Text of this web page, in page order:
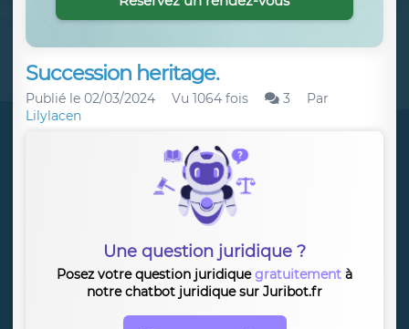
Succession heritage.
Publié le 02/03/2024 Vu 1064 fois 3
Par
Lilylacen
Une question juridique ?
Posez votre question juridiquegratuitement à
notre chatbot juridique sur Juribot.fr